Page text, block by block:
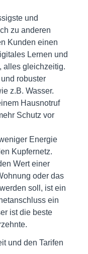
und
zu anderen
Kunden einen
Lernen und
alles gleichzeitig.
robuster
z.B. Wasser.
Hausnotruf
Schutz vor
Energie
Kupfernetz.
Wert einer
oder das
soll, ist ein
ein
ist die beste
und den Tarifen